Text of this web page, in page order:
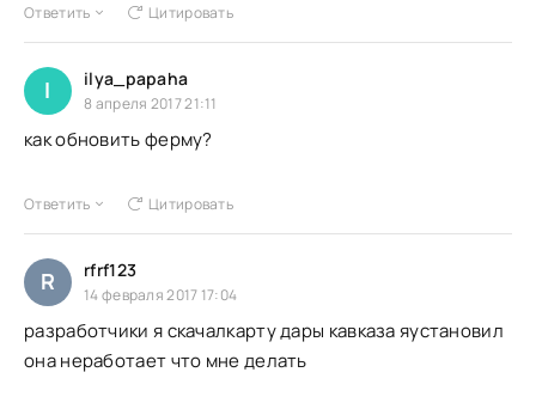
Ответить Цитировать
I ilya_papaha
8 апреля 2017 21:11
как обновить ферму?
Ответить Цитировать
R rfrf123
14 февраля 2017 17:04
разработчики я скачалкарту дары кавказа яустановил
она неработает что мне делать